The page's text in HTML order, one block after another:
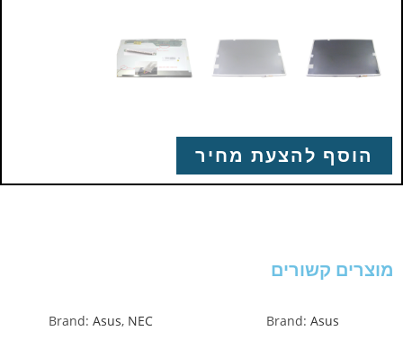
הוסף להצעת מחיר
מוצרים קשורים
Brand: Asus
Brand: Asus, NEC